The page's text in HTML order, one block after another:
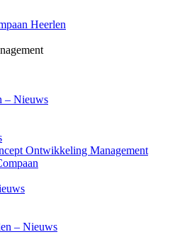
– Nieuws
Ontwikkeling Management
– Nieuws